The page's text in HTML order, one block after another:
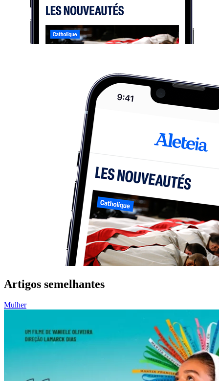
Artigos semelhantes
Mulher